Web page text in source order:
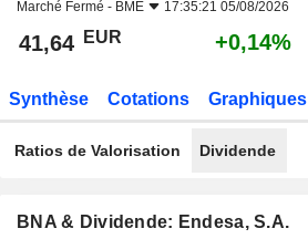
Marché Fermé - BME 17:35:21 05/08/2026
41,64 EUR +0,14%
Synthèse Cotations Graphiques
Ratios de Valorisation Dividende
BNA & Dividende: Endesa, S.A.